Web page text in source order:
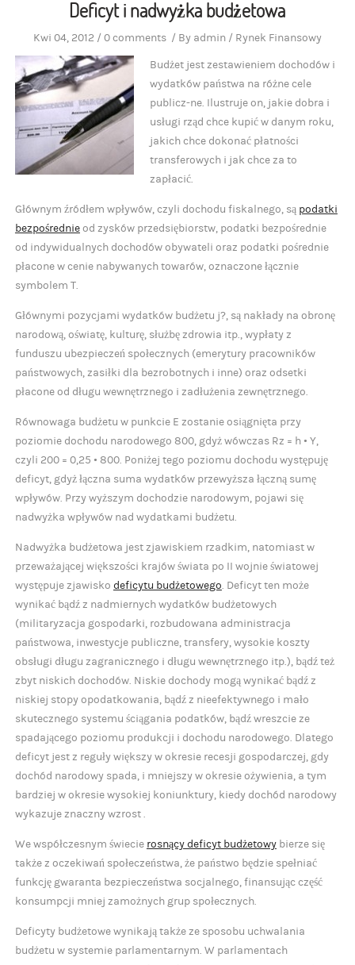
Deficyt i nadwyżka budżetowa
Kwi 04, 2012 /0 comments/ By admin/ Rynek Finansowy
Budżet jest zestawieniem dochodów i
wydatków państwa na różne cele
publicz-ne. Ilustruje on, jakie dobra i
usługi rząd chce kupić w danym roku,
jakich chce dokonać płatności
transferowych i jak chce za to
zapłacić.
Głównym źródłem wpływów, czyli dochodu fiskalnego, są podatki
bezpośrednieod zysków przedsiębiorstw, podatki bezpośrednie
od indywidualnych dochodów obywateli oraz podatki pośrednie
płacone w cenie nabywanych towarów, oznaczone łącznie
symbolem T.
Głównymi pozycjami wydatków budżetu j?, są nakłady na obronę
narodową, oświatę, kulturę, służbę zdrowia itp., wypłaty z
funduszu ubezpieczeń społecznych (emerytury pracowników
państwowych, zasiłki dla bezrobotnych i inne) oraz odsetki
płacone od długu wewnętrznego i zadłużenia zewnętrznego.
Równowaga budżetu w punkcie E zostanie osiągnięta przy
poziomie dochodu narodowego 800, gdyż wówczas Rz = h • Y,
czyli 200 = 0,25 • 800. Poniżej tego poziomu dochodu występuję
deficyt, gdyż łączna suma wydatków przewyższa łączną sumę
wpływów. Przy wyższym dochodzie narodowym, pojawi się
nadwyżka wpływów nad wydatkami budżetu.
Nadwyżka budżetowa jest zjawiskiem rzadkim, natomiast w
przeważającej większości krajów świata po II wojnie światowej
występuje zjawisko deficytu budżetowego. Deficyt ten może
wynikać bądź z nadmiernych wydatków budżetowych
(militaryzacja gospodarki, rozbudowana administracja
państwowa, inwestycje publiczne, transfery, wysokie koszty
obsługi długu zagranicznego i długu wewnętrznego itp.), bądź też
zbyt niskich dochodów. Niskie dochody mogą wynikać bądź z
niskiej stopy opodatkowania, bądź z nieefektywnego i mało
skutecznego systemu ściągania podatków, bądź wreszcie ze
spadającego poziomu produkcji i dochodu narodowego. Dlatego
deficyt jest z reguły większy w okresie recesji gospodarczej, gdy
dochód narodowy spada, i mniejszy w okresie ożywienia, a tym
bardziej w okresie wysokiej koniunktury, kiedy dochód narodowy
wykazuje znaczny wzrost .
We współczesnym świecie rosnący deficyt budżetowybierze się
także z oczekiwań społeczeństwa, że państwo będzie spełniać
funkcję gwaranta bezpieczeństwa socjalnego, finansując część
konsumpcji mniej zamożnych grup społecznych.
Deficyty budżetowe wynikają także ze sposobu uchwalania
budżetu w systemie parlamentarnym. W parlamentach